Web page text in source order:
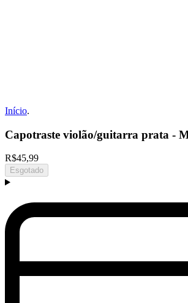
Início.
Capotraste violão/guitarra prata -
R$45,99
Esgotado